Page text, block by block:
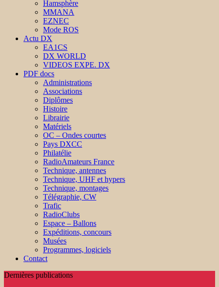
Hamsphère
MMANA
EZNEC
Mode ROS
Actu DX
EA1CS
DX WORLD
VIDEOS EXPE. DX
PDF docs
Administrations
Associations
Diplômes
Histoire
Librairie
Matériels
OC – Ondes courtes
Pays DXCC
Philatélie
RadioAmateurs France
Technique, antennes
Technique, UHF et hypers
Technique, montages
Télégraphie, CW
Trafic
RadioClubs
Espace – Ballons
Expéditions, concours
Musées
Programmes, logiciels
Contact
Dernières publications